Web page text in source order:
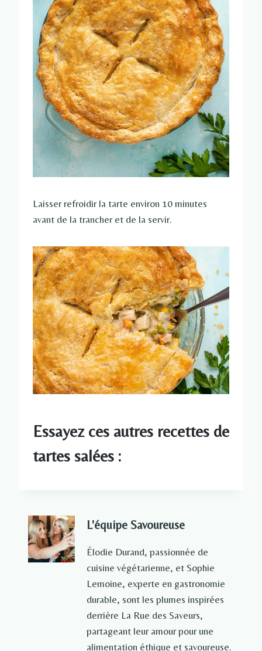
Laisser refroidir la tarte environ 10 minutes
avant de la trancher et de la servir.
Essayez ces autres recettes de
tartes salées :
L'équipe Savoureuse
Élodie Durand, passionnée de
cuisine végétarienne, et Sophie
Lemoine, experte en gastronomie
durable, sont les plumes inspirées
derrière La Rue des Saveurs,
partageant leur amour pour une
alimentation éthique et savoureuse.